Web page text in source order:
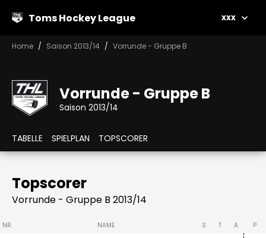
Toms Hockey League xxx
Home Saison 2013/14 Vorrunde - Gruppe B
Vorrunde - Gruppe B
Saison 2013/14
TABELLE SPIELPLAN TOPSCORER
Topscorer
Vorrunde - Gruppe B 2013/14
NR. NAME S T A P